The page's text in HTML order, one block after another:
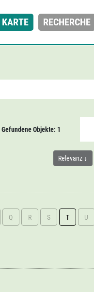
KARTE RECHERCHE
Gefundene Objekte: 1
Relevanz
Q R S T U